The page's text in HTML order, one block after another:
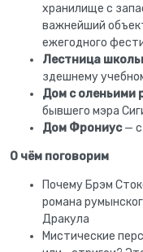
хранилище с
важнейший
ежегодного
Лестница
здешнему
Дом с оленьими
бывшего мэра
Дом Фрониус—
О чём поговорим
Почему Брэм
романа
Дракула
Мистические